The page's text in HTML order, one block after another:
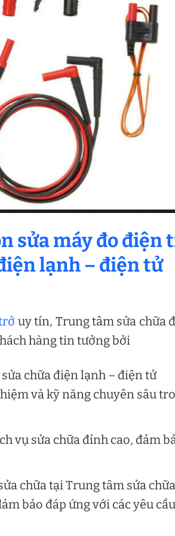
sửa máy đo điện
lạnh – điện tử
uy tín, Trung tâm sửa chữa
hàng tin tưởng bởi
chữa điện lạnh – điện tử
và kỹ năng chuyên sâu
vụ sửa chữa đỉnh cao, đảm
chữa tại Trung tâm sửa chữa
bảo đáp ứng với các yêu